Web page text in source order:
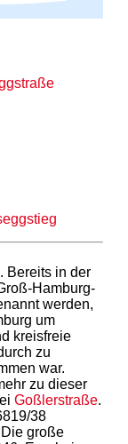
. Bereits in der
Hamburg-
werden,
um
kreisfreie
zu
war.
zu dieser
Goßlerstraße.
38
große